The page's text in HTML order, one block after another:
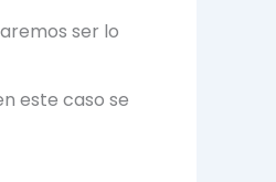
ser lo
este caso se